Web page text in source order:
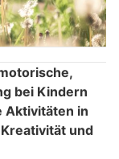
bei Kindern
Aktivitäten in
und